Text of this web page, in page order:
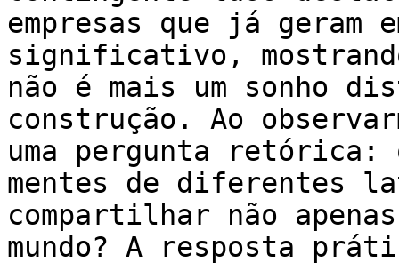
empresas que já geram
significativo,
não é mais um sonho
construção. Ao
uma pergunta retórica:
mentes de diferentes
compartilhar não
mundo? A resposta